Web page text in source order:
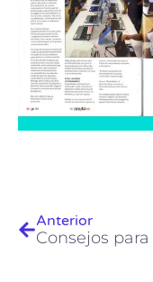
Anterior